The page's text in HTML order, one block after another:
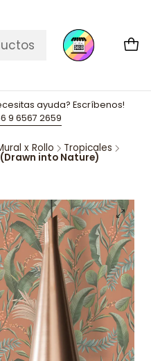
ayuda? Escríbenos!
9 6567 2659
x Rollo Tropicales
into Nature)